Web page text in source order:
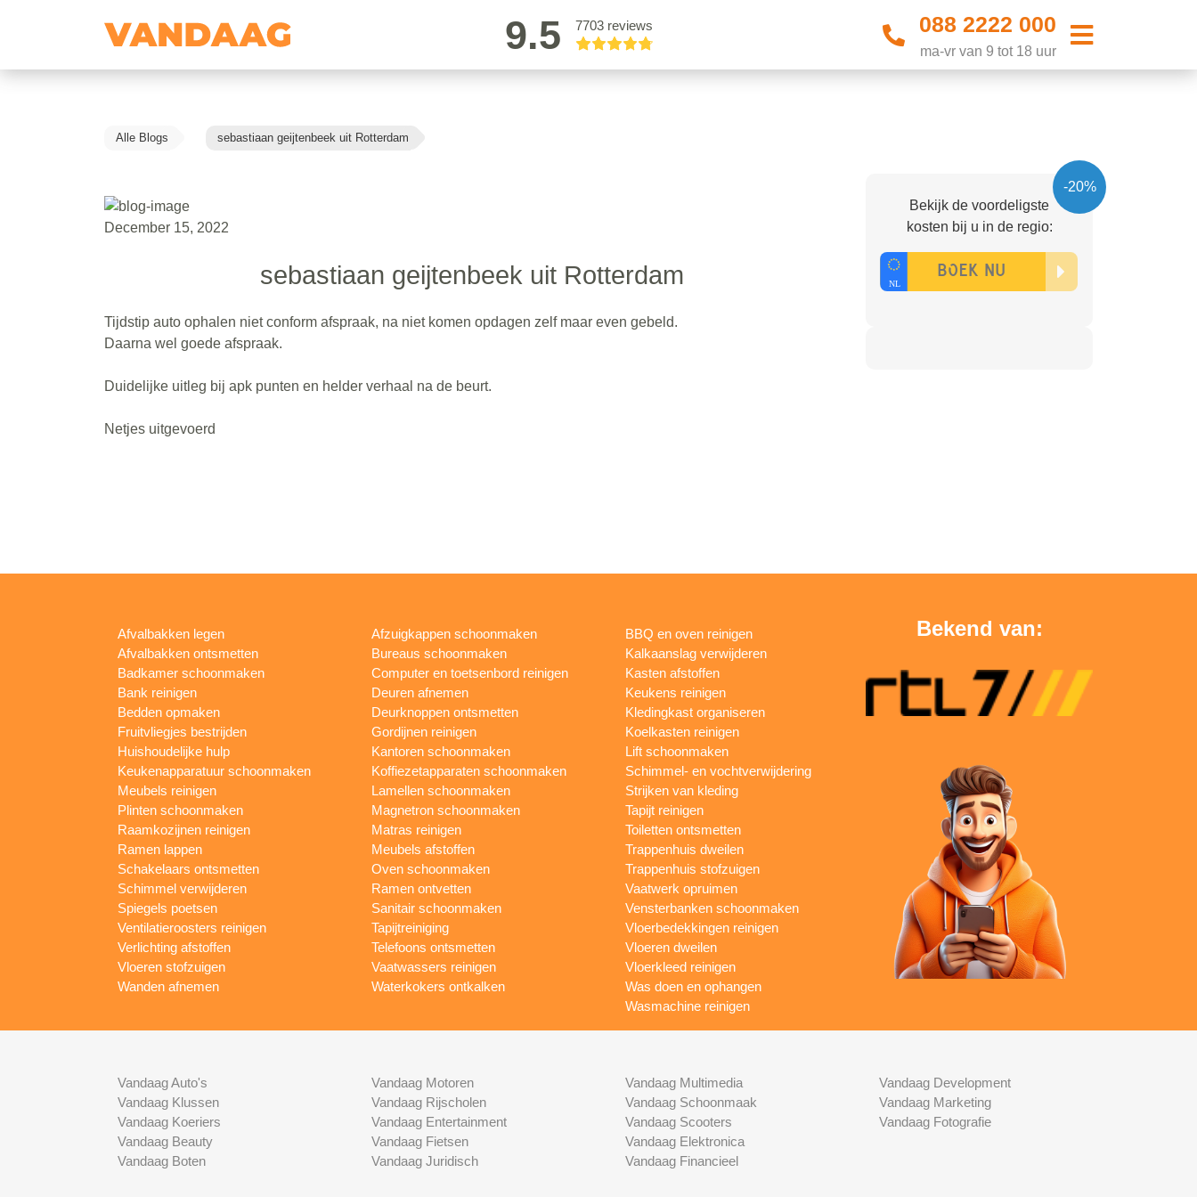
9.5 7703 reviews 088 2222 000
ma-vr van 9 tot 18 uur
Alle Blogs sebastiaan geijtenbeek uit Rotterdam
December 15, 2022
sebastiaan geijtenbeek uit Rotterdam
Tijdstip auto ophalen niet conform afspraak, na niet komen opdagen zelf maar even gebeld.
Daarna wel goede afspraak.
Duidelijke uitleg bij apk punten en helder verhaal na de beurt.
Netjes uitgevoerd
-20%
Bekijk de voordeligste
kosten bij u in de regio:
Afvalbakken legen
Afvalbakken ontsmetten
Badkamer schoonmaken
Bank reinigen
Bedden opmaken
Fruitvliegjes bestrijden
Huishoudelijke hulp
Keukenapparatuur schoonmaken
Meubels reinigen
Plinten schoonmaken
Raamkozijnen reinigen
Ramen lappen
Schakelaars ontsmetten
Schimmel verwijderen
Spiegels poetsen
Ventilatieroosters reinigen
Verlichting afstoffen
Vloeren stofzuigen
Wanden afnemen
Afzuigkappen schoonmaken
Bureaus schoonmaken
Computer en toetsenbord reinigen
Deuren afnemen
Deurknoppen ontsmetten
Gordijnen reinigen
Kantoren schoonmaken
Koffiezetapparaten schoonmaken
Lamellen schoonmaken
Magnetron schoonmaken
Matras reinigen
Meubels afstoffen
Oven schoonmaken
Ramen ontvetten
Sanitair schoonmaken
Tapijtreiniging
Telefoons ontsmetten
Vaatwassers reinigen
Waterkokers ontkalken
BBQ en oven reinigen
Kalkaanslag verwijderen
Kasten afstoffen
Keukens reinigen
Kledingkast organiseren
Koelkasten reinigen
Lift schoonmaken
Schimmel- en vochtverwijdering
Strijken van kleding
Tapijt reinigen
Toiletten ontsmetten
Trappenhuis dweilen
Trappenhuis stofzuigen
Vaatwerk opruimen
Vensterbanken schoonmaken
Vloerbedekkingen reinigen
Vloeren dweilen
Vloerkleed reinigen
Was doen en ophangen
Wasmachine reinigen
Bekend van:
Vandaag Auto's
Vandaag Klussen
Vandaag Koeriers
Vandaag Beauty
Vandaag Boten
Vandaag Motoren
Vandaag Rijscholen
Vandaag Entertainment
Vandaag Fietsen
Vandaag Juridisch
Vandaag Multimedia
Vandaag Schoonmaak
Vandaag Scooters
Vandaag Elektronica
Vandaag Financieel
Vandaag Development
Vandaag Marketing
Vandaag Fotografie